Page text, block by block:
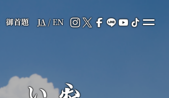
御首題 JA/EN